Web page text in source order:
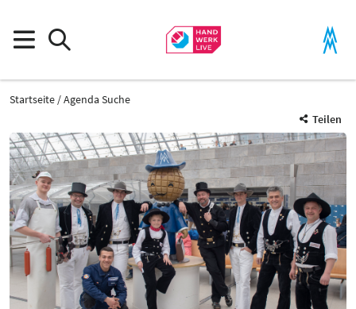
Startseite
Agenda Suche
Teilen